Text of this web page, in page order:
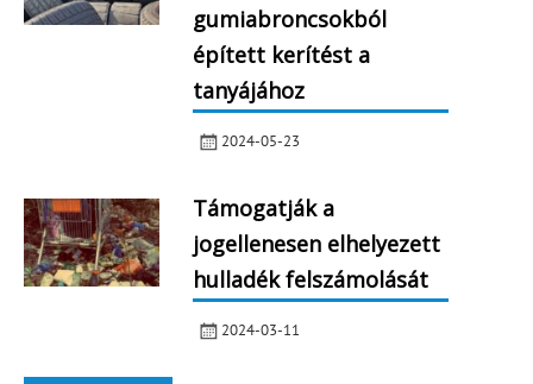
gumiabroncsokból
épített kerítést a
tanyájához
2024-05-23
Támogatják a
jogellenesen elhelyezett
hulladék felszámolását
2024-03-11